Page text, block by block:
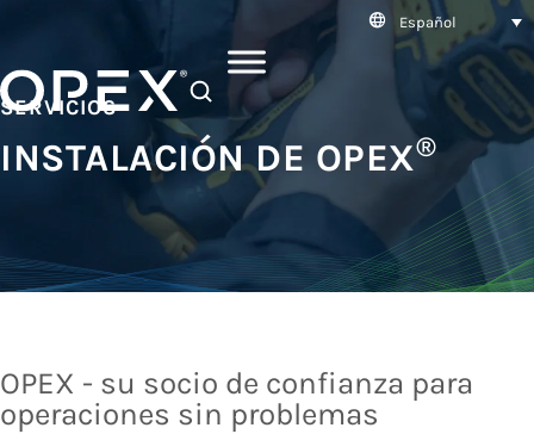
Español
SEARCH
SERVICIOS
INSTALACIÓN DE OPEX®
OPEX - su socio de confianza para
operaciones sin problemas